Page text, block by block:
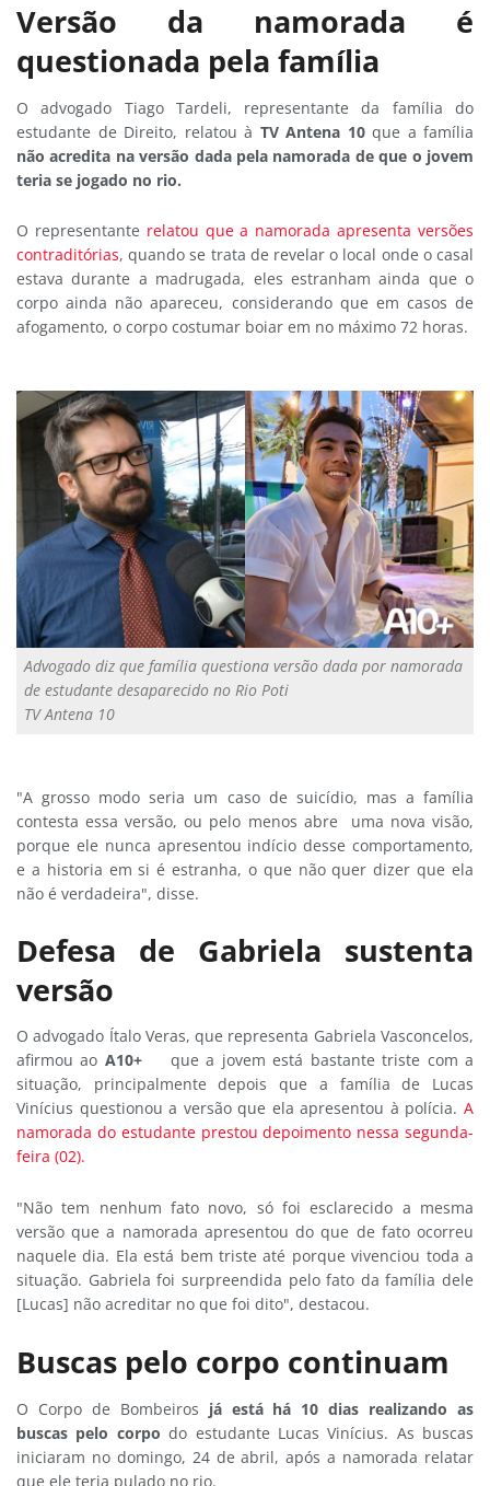
Versão da namorada é
questionada pela família
O advogado Tiago Tardeli, representante da família do
estudante de Direito, relatou à TV Antena 10 que a família
não acredita na versão dada pela namorada de que o jovem
teria se jogado no rio.
O representante relatou que a namorada apresenta versões
contraditórias, quando se trata de revelar o local onde o casal
estava durante a madrugada, eles estranham ainda que o
corpo ainda não apareceu, considerando que em casos de
afogamento, o corpo costumar boiar em no máximo 72 horas.
Advogado diz que família questiona versão dada por namorada
de estudante desaparecido no Rio Poti
TV Antena 10
"A grosso modo seria um caso de suicídio, mas a família
contesta essa versão, ou pelo menos abre uma nova visão,
porque ele nunca apresentou indício desse comportamento,
e a historia em si é estranha, o que não quer dizer que ela
não é verdadeira", disse.
Defesa de Gabriela sustenta
versão
O advogado Ítalo Veras, que representa Gabriela Vasconcelos,
afirmou ao A10+que a jovem está bastante triste com a
situação, principalmente depois que a família de Lucas
Vinícius questionou a versão que ela apresentou à polícia. A
namorada do estudante prestou depoimento nessa segunda-
feira (02).
"Não tem nenhum fato novo, só foi esclarecido a mesma
versão que a namorada apresentou do que de fato ocorreu
naquele dia. Ela está bem triste até porque vivenciou toda a
situação. Gabriela foi surpreendida pelo fato da família dele
[Lucas] não acreditar no que foi dito", destacou.
Buscas pelo corpo continuam
O Corpo de Bombeiros já está há 10 dias realizando as
buscas pelo corpo do estudante Lucas Vinícius. As buscas
iniciaram no domingo, 24 de abril, após a namorada relatar
que ele teria pulado no rio.